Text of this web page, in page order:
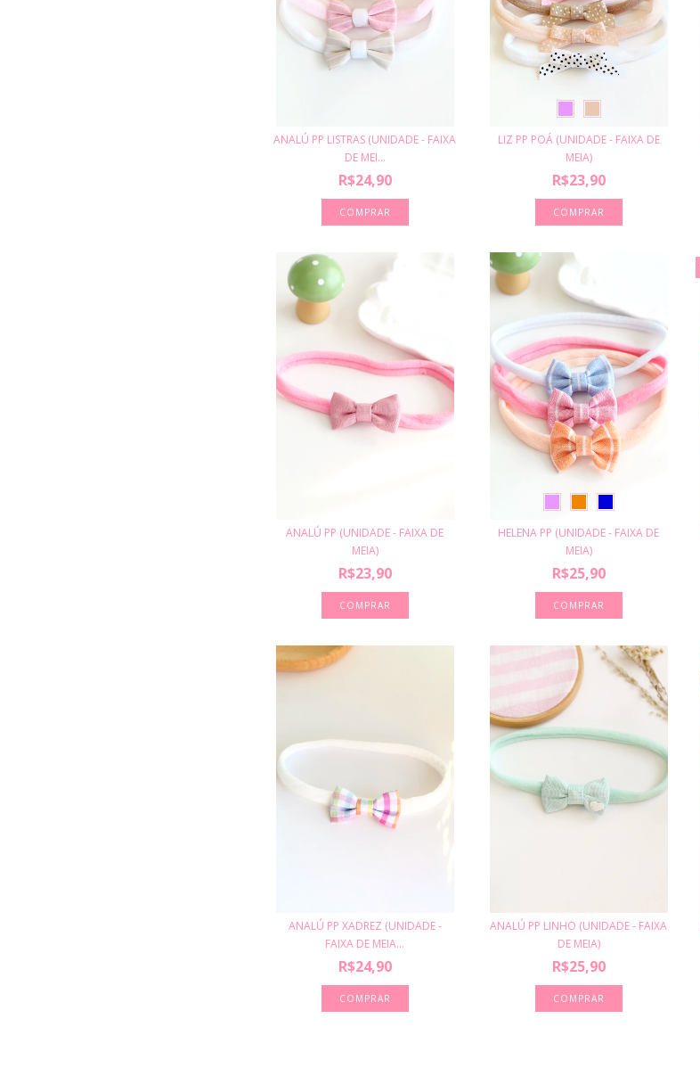
ANALÚ PP LISTRAS (UNIDADE - FAIXA
DE MEI...
R$24,90
COMPRAR
LIZ PP POÁ (UNIDADE - FAIXA DE
MEIA)
R$23,90
COMPRAR
ANALÚ PP (UNIDADE - FAIXA DE
MEIA)
R$23,90
HELENA PP (UNIDADE - FAIXA DE
MEIA)
R$25,90
COMPRAR
ANALÚ PP XADREZ (UNIDADE -
FAIXA DE MEIA...
R$24,90
ANALÚ PP LINHO (UNIDADE - FAIXA
DE MEIA)
R$25,90